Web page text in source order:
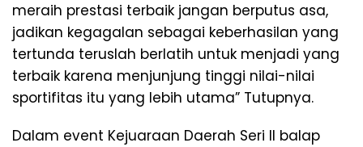
meraih prestasi terbaik jangan berputus asa,
jadikan kegagalan sebagai keberhasilan yang
tertunda teruslah berlatih untuk menjadi yang
terbaik karena menjunjung tinggi nilai-nilai
sportifitas itu yang lebih utama” Tutupnya.
Dalam event Kejuaraan Daerah Seri II balap